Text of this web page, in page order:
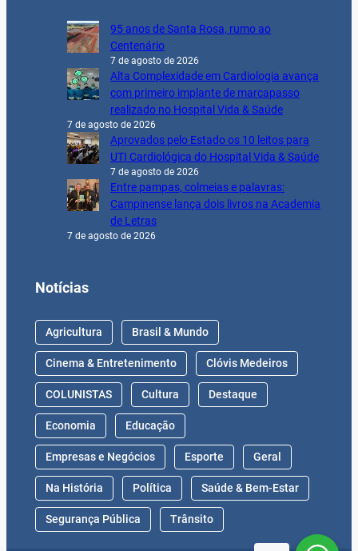
95 anos de Santa Rosa, rumo ao
Centenário
7 de agosto de 2026
Alta Complexidade em Cardiologia avança
com primeiro implante de marcapasso
realizado no Hospital Vida & Saúde
7 de agosto de 2026
Aprovados pelo Estado os 10 leitos para
UTI Cardiológica do Hospital Vida & Saúde
7 de agosto de 2026
Entre pampas, colmeias e palavras:
Campinense lança dois livros na Academia
de Letras
7 de agosto de 2026
Notícias
Agricultura Brasil & Mundo
Cinema & Entretenimento Clóvis Medeiros
COLUNISTAS Cultura Destaque
Economia Educação
Empresas e Negócios Esporte Geral
Na História Política Saúde & Bem-Estar
Segurança Pública Trânsito